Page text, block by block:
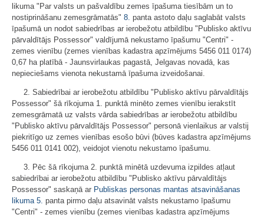
likuma "Par valsts un pašvaldību zemes īpašuma tiesībām un to
nostiprināšanu zemesgrāmatās" 8. panta astoto daļu saglabāt valsts
īpašumā un nodot sabiedrības ar ierobežotu atbildību "Publisko aktīvu
pārvaldītājs Possessor" valdījumā nekustamo īpašumu "Centri" -
zemes vienību (zemes vienības kadastra apzīmējums 5456 011 0174)
0,67 ha platībā - Jaunsvirlaukas pagastā, Jelgavas novadā, kas
nepieciešams vienota nekustamā īpašuma izveidošanai.
2. Sabiedrībai ar ierobežotu atbildību "Publisko aktīvu pārvaldītājs
Possessor" šā rīkojuma 1. punktā minēto zemes vienību ierakstīt
zemesgrāmatā uz valsts vārda sabiedrības ar ierobežotu atbildību
"Publisko aktīvu pārvaldītājs Possessor" personā vienlaikus ar valstij
piekritīgo uz zemes vienības esošo būvi (būves kadastra apzīmējums
5456 011 0141 002), veidojot vienotu nekustamo īpašumu.
3. Pēc šā rīkojuma 2. punktā minētā uzdevuma izpildes atļaut
sabiedrībai ar ierobežotu atbildību "Publisko aktīvu pārvaldītājs
Possessor" saskaņā ar Publiskas personas mantas atsavināšanas
likuma 5. panta pirmo daļu atsavināt valsts nekustamo īpašumu
"Centri" - zemes vienību (zemes vienības kadastra apzīmējums